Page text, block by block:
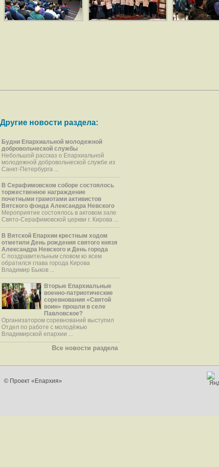
Другие новости раздела:
Будни Епархиальной молодежной
добровольческой службы
Небольшой рассказ о Епархиальной
молодежной добровольческой службе из
Санкт-Петербурга ...
В Серафимовском соборе состоялось
торжественное награждение
почетными грамотами активистов
Вятского фонда Александра Невского
Мероприятие состоялось в актовом зале
Свято-Серафимовской церкви г. Кирова ...
В Вятской Епархии крестным ходом
отметили День рождения святого князя
Александра Невского и День города
С поздравительным словом ко всем
обратился глава города Кирова
Владимир Быков ...
Вторые Епархиальные
военно-патриотические
соревнования «Святой
воин» прошли в селе
Павловское?
Организатором соревнований выступил
Отдел по работе с молодёжью
Владимирской епархии ...
Все новости раздела
© Проект «Епархия»